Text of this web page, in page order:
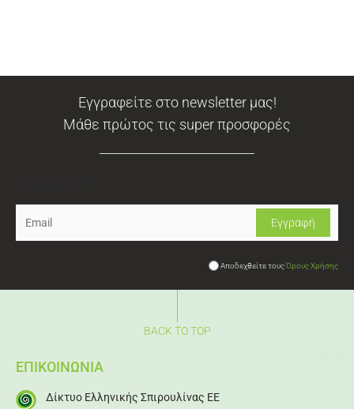
Εγγραφείτε στο newsletter μας!
Μάθε πρώτος τις super προσφορές
Αποδεχθείτε τουςΌρους Χρήσης
BACK TO TOP
ΕΠΙΚΟΙΝΩΝΙΑ
Δίκτυο Ελληνικής Σπιρουλίνας ΕΕ